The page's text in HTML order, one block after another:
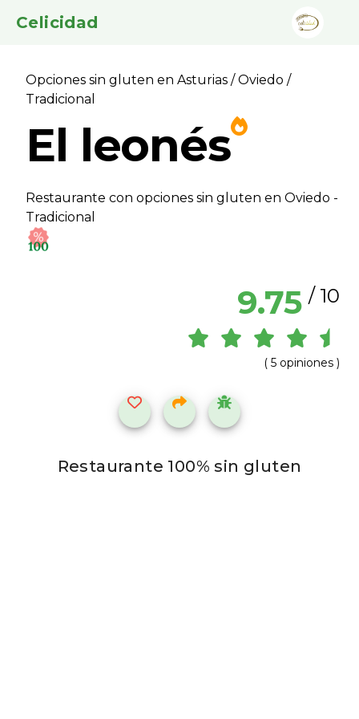
Celicidad
Opciones sin gluten en Asturias /Oviedo /
Tradicional
El leonés
Restaurante con opciones sin gluten en Oviedo -
Tradicional
9.75 / 10
( 5 opiniones )
Restaurante 100% sin gluten